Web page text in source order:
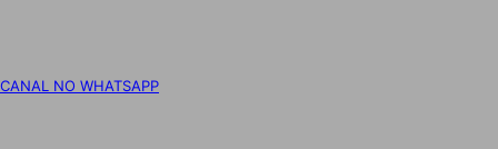
CANAL NO WHATSAPP